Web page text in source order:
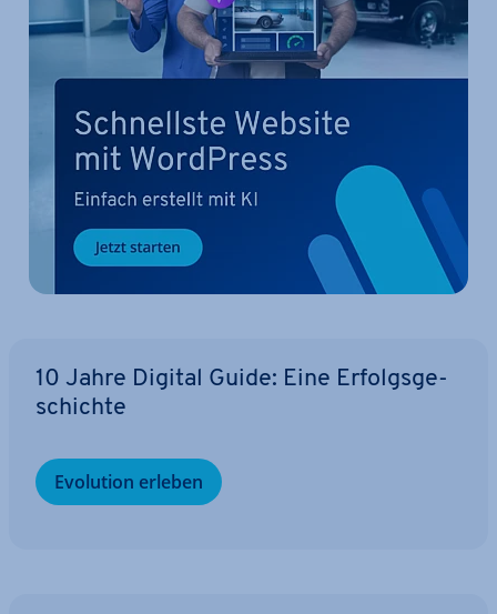
10 Jahre Digital Guide: Eine Er­folgs­ge­
schich­te
Evolution erleben